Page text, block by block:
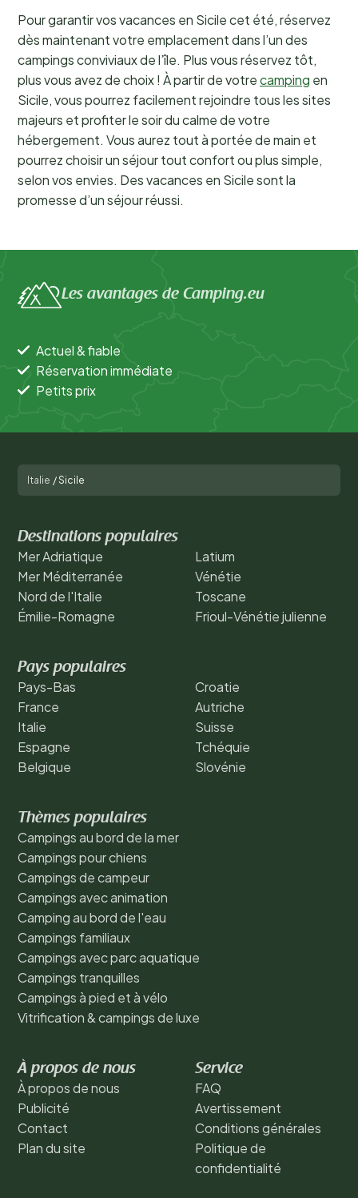
Pour garantir vos vacances en Sicile cet été, réservez
dès maintenant votre emplacement dans l’un des
campings conviviaux de l’île. Plus vous réservez tôt,
plus vous avez de choix ! À partir de votrecamping en
Sicile, vous pourrez facilement rejoindre tous les sites
majeurs et profiter le soir du calme de votre
hébergement. Vous aurez tout à portée de main et
pourrez choisir un séjour tout confort ou plus simple,
selon vos envies. Des vacances en Sicile sont la
promesse d’un séjour réussi.
Les avantages de Camping.eu
Actuel & fiable
Réservation immédiate
Petits prix
Italie /Sicile
Destinations populaires
Mer Adriatique
Mer Méditerranée
Nord de l'Italie
Émilie-Romagne
Latium
Vénétie
Toscane
Frioul-Vénétie julienne
Pays populaires
Pays-Bas
France
Italie
Espagne
Belgique
Croatie
Autriche
Suisse
Tchéquie
Slovénie
Thèmes populaires
Campings au bord de la mer
Campings pour chiens
Campings de campeur
Campings avec animation
Camping au bord de l'eau
Campings familiaux
Campings avec parc aquatique
Campings tranquilles
Campings à pied et à vélo
Vitrification & campings de luxe
À propos de nous
À propos de nous
Publicité
Contact
Plan du site
Service
FAQ
Avertissement
Conditions générales
Politique de
confidentialité